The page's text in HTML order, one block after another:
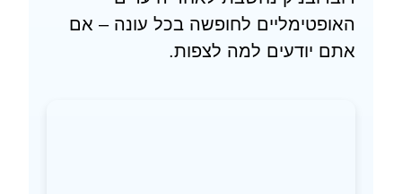
האופטימליים לחופשה בכל עונה – אם
אתם יודעים למה לצפות.